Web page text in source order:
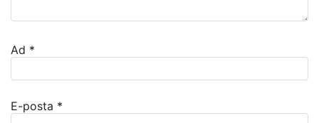
Ad *
E-posta *